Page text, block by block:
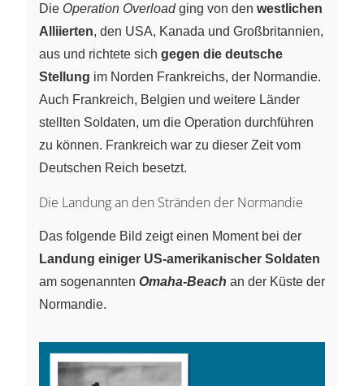
Die Operation Overloadging von den westlichen
Alliierten, den USA, Kanada und Großbritannien,
aus und richtete sich gegen die deutsche
Stellung im Norden Frankreichs, der Normandie.
Auch Frankreich, Belgien und weitere Länder
stellten Soldaten, um die Operation durchführen
zu können. Frankreich war zu dieser Zeit vom
Deutschen Reich besetzt.
Die Landung an den Stränden der Normandie
Das folgende Bild zeigt einen Moment bei der
Landung einiger US-amerikanischer Soldaten
am sogenannten Omaha-Beach an der Küste der
Normandie.